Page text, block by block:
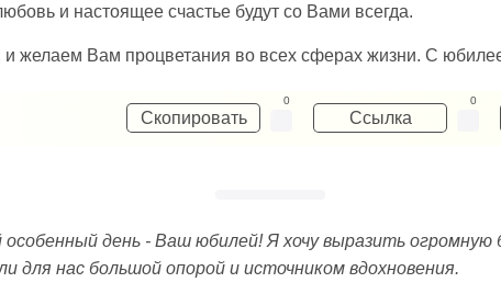
и настоящее счастье будут со Вами всегда.
желаем Вам процветания во всех сферах жизни. С
Скопировать
0
Ссылка
0
день - Ваш юбилей! Я хочу выразить огромную
нас большой опорой и источником вдохновения.